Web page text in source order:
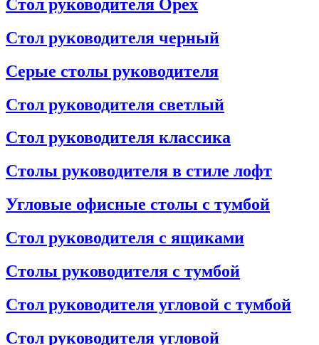
Стол руководителя Орех
Стол руководителя черный
Серые столы руководителя
Стол руководителя светлый
Стол руководителя классика
Столы руководителя в стиле лофт
Угловые офисные столы с тумбой
Стол руководителя с ящиками
Столы руководителя с тумбой
Стол руководителя угловой с тумбой
Стол руководителя угловой